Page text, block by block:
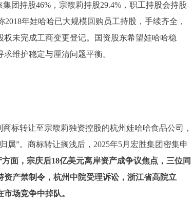
团持股46%，宗馥莉持股29.4%，职工持股会持股
年娃哈哈已大规模回购员工持股，手续齐全，
未完成工商变更登记。国资股东希望娃哈哈稳
维护稳定与厘清问题平衡。
标转让至宗馥莉独资控股的杭州娃哈哈食品公司，
属”。商标转让搁浅后，2025年5月宏胜集团密集申
面，宗庆后18亿美元离岸资产成争议焦点，三位同
产禁制令，杭州中院受理诉讼，浙江省高院立
场竞争中掉队。